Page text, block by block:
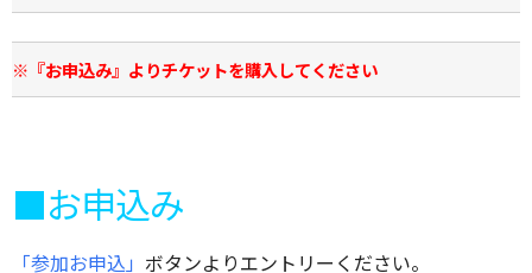
※『お申込み』よりチケットを購入してください
■お申込み
「参加お申込」 ボタンよりエントリーください。